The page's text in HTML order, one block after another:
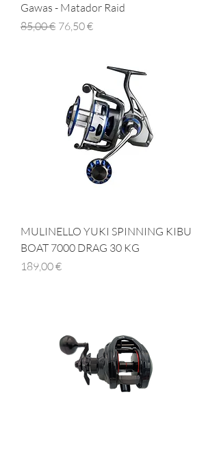
Gawas - Matador Raid
Prezzo regolare
85,00 € Prezzo scontato
76,50 €
MULINELLO YUKI SPINNING KIBU
BOAT 7000 DRAG 30 KG
Prezzo
189,00 €